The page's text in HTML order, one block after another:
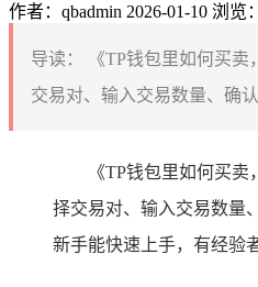
作者：qbadmin 2026-01-10 浏览
导读：
《TP钱包里如何买
交易对、输入交易数量、确
《TP钱包里如何买
择交易对、输入交易数量
新手能快速上手，有经验